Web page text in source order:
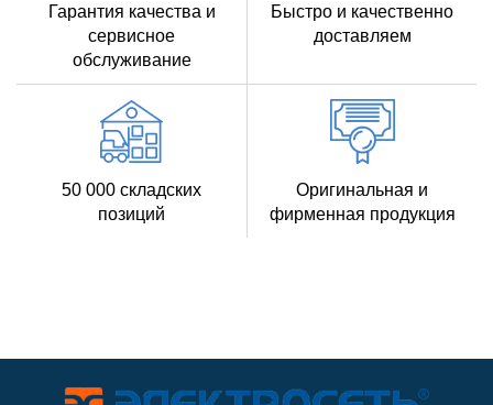
Гарантия качества и
сервисное
обслуживание
Быстро и качественно
доставляем
50 000 складских
позиций
Оригинальная и
фирменная продукция